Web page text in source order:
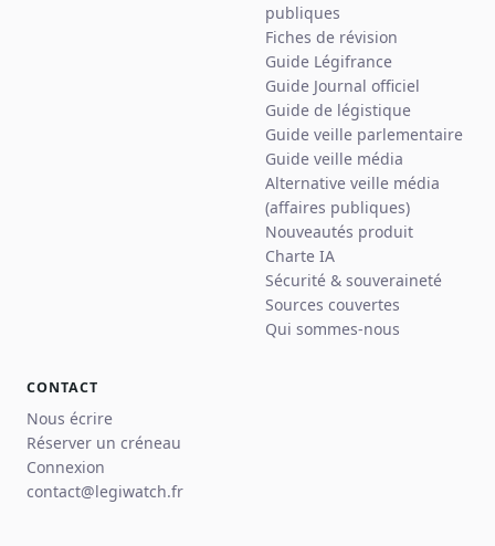
publiques
Fiches de révision
Guide Légifrance
Guide Journal officiel
Guide de légistique
Guide veille parlementaire
Guide veille média
Alternative veille média
(affaires publiques)
Nouveautés produit
Charte IA
Sécurité & souveraineté
Sources couvertes
Qui sommes-nous
CONTACT
Nous écrire
Réserver un créneau
Connexion
contact@legiwatch.fr